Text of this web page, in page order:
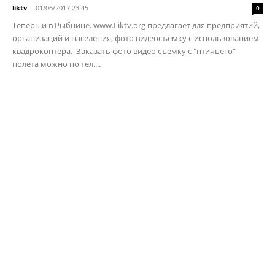
liktv - 01/06/2017 23:45 0
Теперь и в Рыбнице. www.Liktv.org предлагает для предприятий,
организаций и населения, фото видеосъёмку с использованием
квадрокоптера. Заказать фото видео съёмку с "птичьего"
полета можно по тел....